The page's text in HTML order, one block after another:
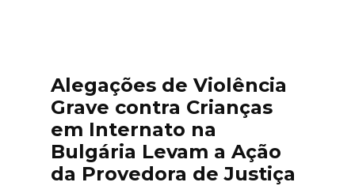
Alegações de Violência
Grave contra Crianças
em Internato na
Bulgária Levam a Ação
da Provedora de Justiça